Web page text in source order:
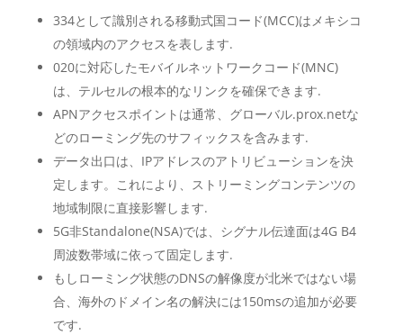
334として識別される移動式国コード(MCC)はメキシコ
の領域内のアクセスを表します.
020に対応したモバイルネットワークコード(MNC)
は、テルセルの根本的なリンクを確保できます.
APNアクセスポイントは通常、グローバル.prox.netな
どのローミング先のサフィックスを含みます.
データ出口は、IPアドレスのアトリビューションを決
定します。これにより、ストリーミングコンテンツの
地域制限に直接影響します.
5G非Standalone(NSA)では、シグナル伝達面は4G B4
周波数帯域に依って固定します.
もしローミング状態のDNSの解像度が北米ではない場
合、海外のドメイン名の解決には150msの追加が必要
です.